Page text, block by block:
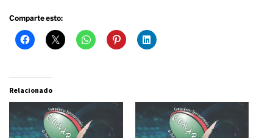
Comparte esto:
Relacionado